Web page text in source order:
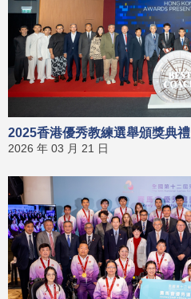
2025香港優秀教練選舉頒獎典禮
2026 年 03 月 21 日